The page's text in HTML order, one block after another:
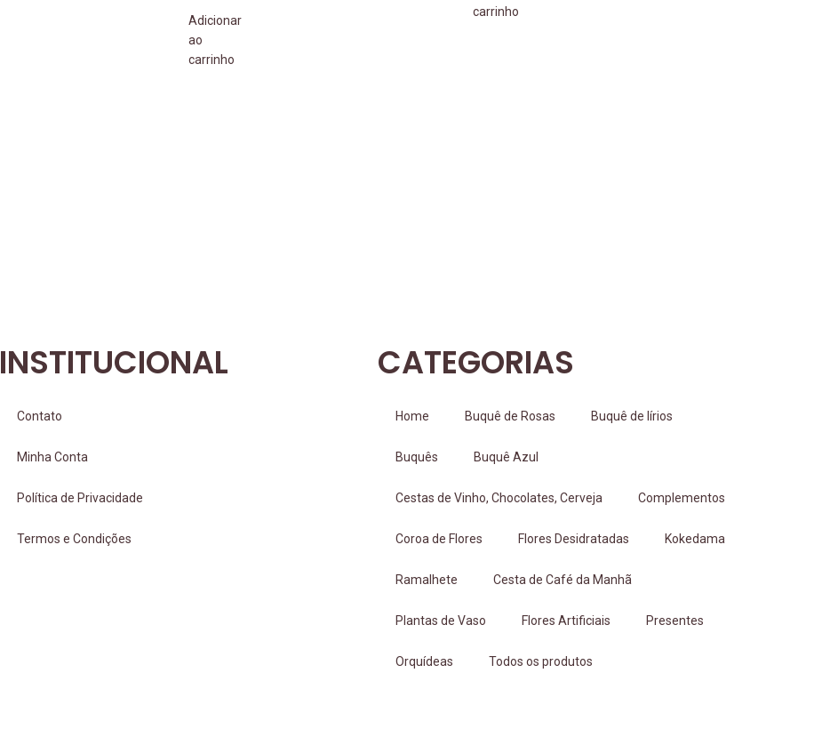
Adicionar
ao
carrinho
carrinho
INSTITUCIONAL
Contato
Minha Conta
Política de Privacidade
Termos e Condições
CATEGORIAS
Home Buquê de Rosas Buquê de lírios
Buquês Buquê Azul
Cestas de Vinho, Chocolates, Cerveja Complementos
Coroa de Flores Flores Desidratadas Kokedama
Ramalhete Cesta de Café da Manhã
Plantas de Vaso Flores Artificiais Presentes
Orquídeas Todos os produtos